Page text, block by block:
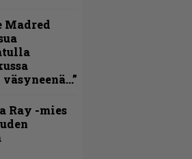
Madred
Ray -mies